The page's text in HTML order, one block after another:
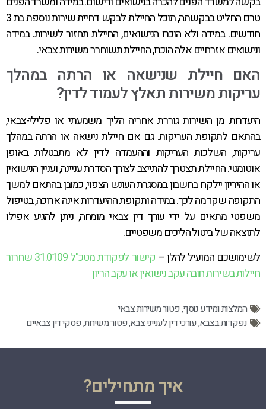
טרם החליט בבקשתה, תוכל החיילת לבקש דחיית שירות נוספת בת 3
חודשים. במידה ולא הוכרו הנישואים, החיילת תחזור לשירות. במידה
ונישואים אזרחיים אלה הוכרו, החיילת תשוחרר משירות צבאי.
האם חיילת שנישאה או הרתה במהלך
עריקות משירות תאלץ לעמוד לדין?
היעדרות מן השירות גוררת אחריה הליך משמעתי או פלילי-צבאי,
בהתאם לתקופת העריקות. גם אם חיילת נישאה או הרתה במהלך
עריקות, השלכות העריקות וההעמדה לדין לא מתבטלות באופן
אוטומטי. החיילת תצטרך להתייצב לצורך הסדרת עניינה, ועניין הנישואין
או ההיריון יילקח בחשבון במסגרת העונש הצפוי, כמובן בהתאם למשך
התקופה שקדמה לכך. במידה ותקופת ההיעדרות אינה ארוכה, בטיפול
משפטי מתאים על ידי עורך דין צבאי מומחה, ניתן להגיע אפילו
לתוצאה של ביטול הליכים משפטיים.
לשימושכם המועיל להלן – קישור לפקודת מטכ"ל 31.0109
שחרור
חיילות בשירות חובה עקב נישואין או עקב הריון
המלצות ומידע נוסף,פטור משירות צבאי
נפקדות בצבא,עורכי דין לענייני צבא,פטור משירות,פסקי דין צבאיים
איך מתחילים?